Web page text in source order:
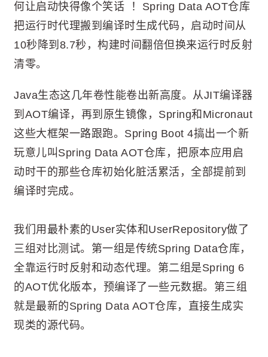
何让启动快得像个笑话 ！Spring Data AOT仓库
把运行时代理搬到编译时生成代码，启动时间从
10秒降到8.7秒，构建时间翻倍但换来运行时反射
清零。
Java生态这几年卷性能卷出新高度。从JIT编译器
到AOT编译，再到原生镜像，Spring和Micronaut
这些大框架一路跟跑。Spring Boot 4搞出一个新
玩意儿叫Spring Data AOT仓库，把原本应用启
动时干的那些仓库初始化脏活累活，全部提前到
编译时完成。
我们用最朴素的User实体和UserRepository做了
三组对比测试。第一组是传统Spring Data仓库，
全靠运行时反射和动态代理。第二组是Spring 6
的AOT优化版本，预编译了一些元数据。第三组
就是最新的Spring Data AOT仓库，直接生成实
现类的源代码。